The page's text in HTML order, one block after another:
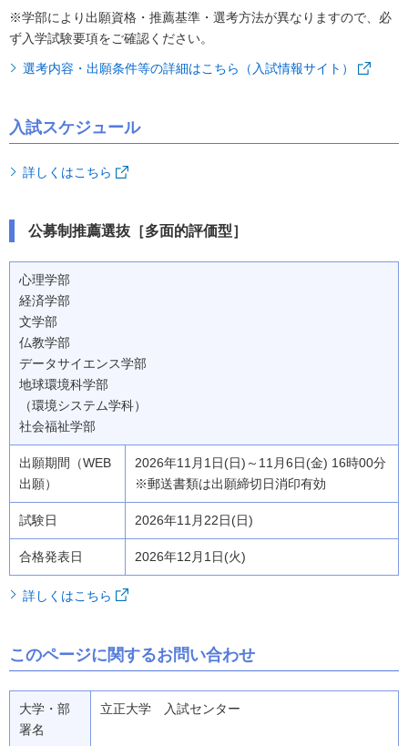
※学部により出願資格・推薦基準・選考方法が異なりますので、必
ず入学試験要項をご確認ください。
選考内容・出願条件等の詳細はこちら（入試情報サイト）
入試スケジュール
詳しくはこちら
公募制推薦選抜［多面的評価型］
心理学部
経済学部
文学部
仏教学部
データサイエンス学部
地球環境科学部
（環境システム学科）
社会福祉学部
2026年11月1日(日)～11月6日(金) 16時00分
※郵送書類は出願締切日消印有効
2026年11月22日(日)
2026年12月1日(火)
詳しくはこちら
このページに関するお問い合わせ
大学・部
署名
立正大学 入試センター